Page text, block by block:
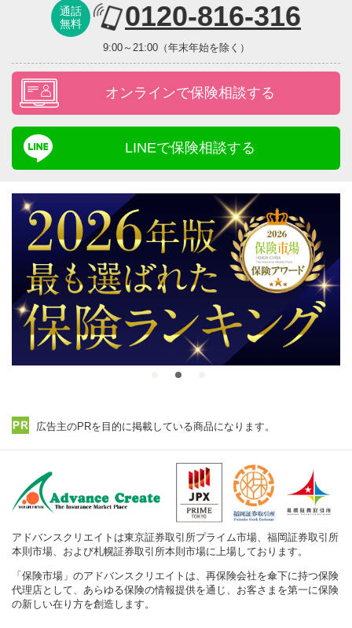
通話
無料
0120-816-316
9:00～21:00（年末年始を除く）
オンラインで保険相談する
LINEで保険相談する
広告主のPRを目的に掲載している商品になります。
アドバンスクリエイトは東京証券取引所プライム市場、福岡証券取引所
本則市場、および札幌証券取引所本則市場に上場しております。
「保険市場」のアドバンスクリエイトは、再保険会社を傘下に持つ保険
代理店として、あらゆる保険の情報提供を通じ、お客さまを第一に保険
の新しい在り方を創造します。